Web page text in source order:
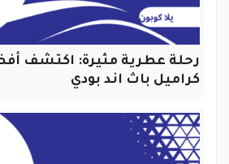
رحلة عطرية مثيرة: اكتشف
كراميل باث اند بودي